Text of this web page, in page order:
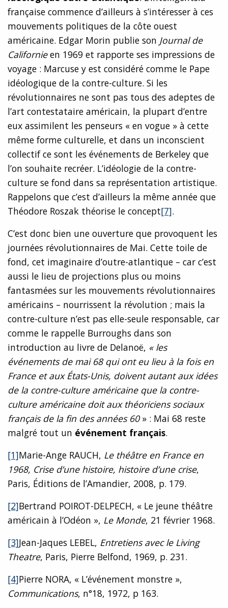
française commence d’ailleurs à s’intéresser à ces
mouvements politiques de la côte ouest
américaine. Edgar Morin publie son Journal de
Californieen 1969 et rapporte ses impressions de
voyage : Marcuse y est considéré comme le Pape
idéologique de la contre-culture. Si les
révolutionnaires ne sont pas tous des adeptes de
l’art contestataire américain, la plupart d’entre
eux assimilent les penseurs « en vogue » à cette
même forme culturelle, et dans un inconscient
collectif ce sont les événements de Berkeley que
l’on souhaite recréer. L’idéologie de la contre-
culture se fond dans sa représentation artistique.
Rappelons que c’est d’ailleurs la même année que
Théodore Roszak théorise le concept[7].
C’est donc bien une ouverture que provoquent les
journées révolutionnaires de Mai. Cette toile de
fond, cet imaginaire d’outre-atlantique – car c’est
aussi le lieu de projections plus ou moins
fantasmées sur les mouvements révolutionnaires
américains – nourrissent la révolution ; mais la
contre-culture n’est pas elle-seule responsable, car
comme le rappelle Burroughs dans son
introduction au livre de Delanoë, « les
événements de mai 68 qui ont eu lieu à la fois en
France et aux États-Unis, doivent autant aux idées
de la contre-culture américaine que la contre-
culture américaine doit aux théoriciens sociaux
français de la fin des années 60» : Mai 68 reste
malgré tout un événement français.
[1]Marie-Ange RAUCH, Le théâtre en France en
1968, Crise d’une histoire, histoire d’une crise,
Paris, Éditions de l’Amandier, 2008, p. 179.
[2]Bertrand POIROT-DELPECH, « Le jeune théâtre
américain à l’Odéon », Le Monde, 21 février 1968.
[3]Jean-Jaques LEBEL, Entretiens avec le Living
Theatre, Paris, Pierre Belfond, 1969, p. 231.
[4]Pierre NORA, « L’événement monstre »,
Communications, n°18, 1972, p 163.